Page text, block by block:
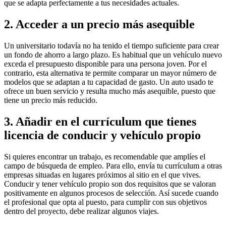
que se adapta perfectamente a tus necesidades actuales.
2. Acceder a un precio más asequible
Un universitario todavía no ha tenido el tiempo suficiente para crear
un fondo de ahorro a largo plazo. Es habitual que un vehículo nuevo
exceda el presupuesto disponible para una persona joven. Por el
contrario, esta alternativa te permite comparar un mayor número de
modelos que se adaptan a tu capacidad de gasto. Un auto usado te
ofrece un buen servicio y resulta mucho más asequible, puesto que
tiene un precio más reducido.
3. Añadir en el currículum que tienes
licencia de conducir y vehículo propio
Si quieres encontrar un trabajo, es recomendable que amplíes el
campo de búsqueda de empleo. Para ello, envía tu currículum a otras
empresas situadas en lugares próximos al sitio en el que vives.
Conducir y tener vehículo propio son dos requisitos que se valoran
positivamente en algunos procesos de selección. Así sucede cuando
el profesional que opta al puesto, para cumplir con sus objetivos
dentro del proyecto, debe realizar algunos viajes.